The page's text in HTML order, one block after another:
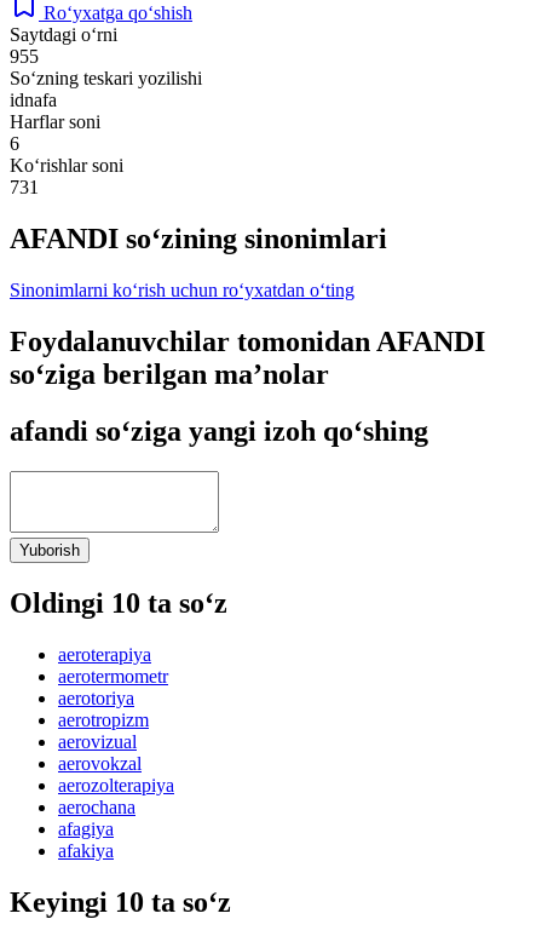
Ro‘yxatga qo‘shish
Saytdagi o‘rni
955
So‘zning teskari yozilishi
idnafa
Harflar soni
6
Ko‘rishlar soni
731
AFANDI so‘zining sinonimlari
Sinonimlarni ko‘rish uchun ro‘yxatdan o‘ting
Foydalanuvchilar tomonidan AFANDI
so‘ziga berilgan ma’nolar
afandi so‘ziga yangi izoh qo‘shing
Yuborish
Oldingi 10 ta so‘z
aeroterapiya
aerotermometr
aerotoriya
aerotropizm
aerovizual
aerovokzal
aerozolterapiya
aerochana
afagiya
afakiya
Keyingi 10 ta so‘z